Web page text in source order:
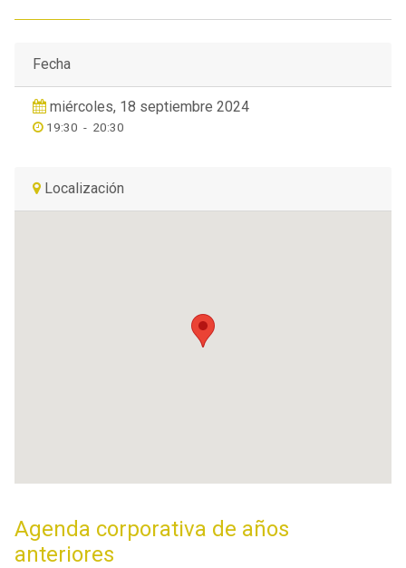
Fecha
miércoles, 18 septiembre 2024
19:30 - 20:30
Localización
Agenda corporativa de años
anteriores